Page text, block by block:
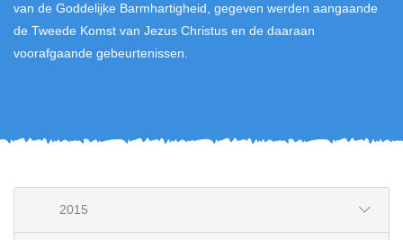
van de Goddelijke Barmhartigheid, gegeven werden aangaande
de Tweede Komst van Jezus Christus en de daaraan
voorafgaande gebeurtenissen.
2015